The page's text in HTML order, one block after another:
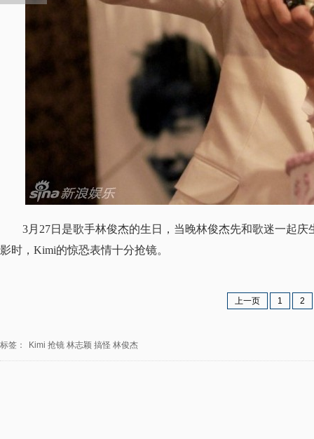
3月27日是歌手林俊杰的生日，当晚林俊杰先和歌迷一起
影时，Kimi的惊恐表情十分抢镜。
上一页 1 2
标签： Kimi 抢镜 林志颖 搞怪 林俊杰